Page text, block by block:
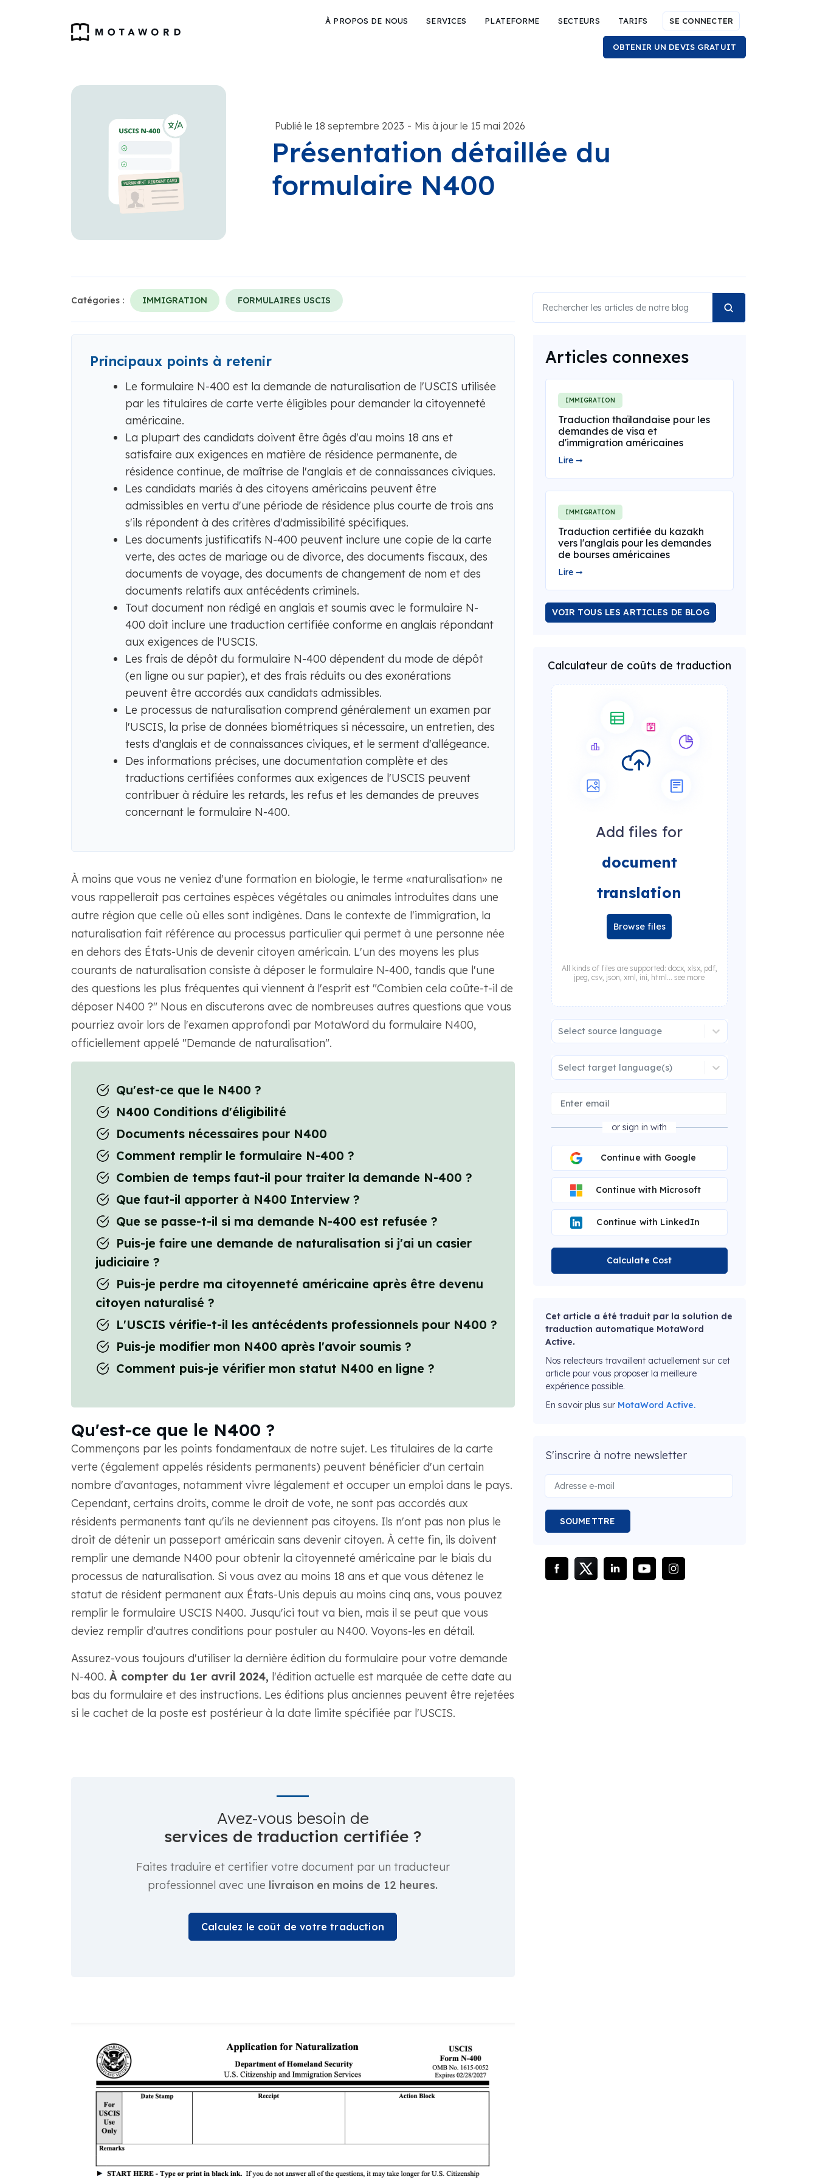
À PROPOS DE NOUS SERVICES PLATEFORME SECTEURS TARIFS SE CONNECTER
OBTENIR UN DEVIS GRATUIT
Publié le 18 septembre 2023 - Mis à jour le 15 mai 2026
Présentation détaillée du
formulaire N400
Catégories : IMMIGRATION FORMULAIRES USCIS
Principaux points à retenir
Le formulaire N-400 est la demande de naturalisation de l'USCIS utilisée
par les titulaires de carte verte éligibles pour demander la citoyenneté
américaine.
La plupart des candidats doivent être âgés d'au moins 18 ans et
satisfaire aux exigences en matière de résidence permanente, de
résidence continue, de maîtrise de l'anglais et de connaissances civiques.
Les candidats mariés à des citoyens américains peuvent être
admissibles en vertu d'une période de résidence plus courte de trois ans
s'ils répondent à des critères d'admissibilité spécifiques.
Les documents justificatifs N-400 peuvent inclure une copie de la carte
verte, des actes de mariage ou de divorce, des documents fiscaux, des
documents de voyage, des documents de changement de nom et des
documents relatifs aux antécédents criminels.
Tout document non rédigé en anglais et soumis avec le formulaire N-
400 doit inclure une traduction certifiée conforme en anglais répondant
aux exigences de l'USCIS.
Les frais de dépôt du formulaire N-400 dépendent du mode de dépôt
(en ligne ou sur papier), et des frais réduits ou des exonérations
peuvent être accordés aux candidats admissibles.
Le processus de naturalisation comprend généralement un examen par
l'USCIS, la prise de données biométriques si nécessaire, un entretien, des
tests d'anglais et de connaissances civiques, et le serment d'allégeance.
Des informations précises, une documentation complète et des
traductions certifiées conformes aux exigences de l'USCIS peuvent
contribuer à réduire les retards, les refus et les demandes de preuves
concernant le formulaire N-400.
À moins que vous ne veniez d'une formation en biologie, le terme «naturalisation» ne
vous rappellerait pas certaines espèces végétales ou animales introduites dans une
autre région que celle où elles sont indigènes. Dans le contexte de l'immigration, la
naturalisation fait référence au processus particulier qui permet à une personne née
en dehors des États-Unis de devenir citoyen américain. L'un des moyens les plus
courants de naturalisation consiste à déposer le formulaire N-400, tandis que l'une
des questions les plus fréquentes qui viennent à l'esprit est "Combien cela coûte-t-il de
déposer N400 ?" Nous en discuterons avec de nombreuses autres questions que vous
pourriez avoir lors de l'examen approfondi par MotaWord du formulaire N400,
officiellement appelé "Demande de naturalisation".
Qu'est-ce que le N400 ?
N400 Conditions d'éligibilité
Documents nécessaires pour N400
Comment remplir le formulaire N-400 ?
Combien de temps faut-il pour traiter la demande N-400 ?
Que faut-il apporter à N400 Interview ?
Que se passe-t-il si ma demande N-400 est refusée ?
Puis-je faire une demande de naturalisation si j'ai un casier
judiciaire ?
Puis-je perdre ma citoyenneté américaine après être devenu
citoyen naturalisé ?
L'USCIS vérifie-t-il les antécédents professionnels pour N400 ?
Puis-je modifier mon N400 après l'avoir soumis ?
Comment puis-je vérifier mon statut N400 en ligne ?
Qu'est-ce que le N400 ?
Commençons par les points fondamentaux de notre sujet. Les titulaires de la carte
verte (également appelés résidents permanents) peuvent bénéficier d'un certain
nombre d'avantages, notamment vivre légalement et occuper un emploi dans le pays.
Cependant, certains droits, comme le droit de vote, ne sont pas accordés aux
résidents permanents tant qu'ils ne deviennent pas citoyens. Ils n'ont pas non plus le
droit de détenir un passeport américain sans devenir citoyen. À cette fin, ils doivent
remplir une demande N400 pour obtenir la citoyenneté américaine par le biais du
processus de naturalisation. Si vous avez au moins 18 ans et que vous détenez le
statut de résident permanent aux États-Unis depuis au moins cinq ans, vous pouvez
remplir le formulaire USCIS N400. Jusqu'ici tout va bien, mais il se peut que vous
deviez remplir d'autres conditions pour postuler au N400. Voyons-les en détail.
Assurez-vous toujours d'utiliser la dernière édition du formulaire pour votre demande
N-400. À compter du 1er avril 2024, l'édition actuelle est marquée de cette date au
bas du formulaire et des instructions. Les éditions plus anciennes peuvent être rejetées
si le cachet de la poste est postérieur à la date limite spécifiée par l'USCIS.
Avez-vous besoin de
services de traduction certifiée ?
Faites traduire et certifier votre document par un traducteur
professionnel avec une livraison en moins de 12 heures.
Calculez le coût de votre traduction
Articles connexes
IMMIGRATION
Traduction thaïlandaise pour les
demandes de visa et
d'immigration américaines
Lire ➞
IMMIGRATION
Traduction certifiée du kazakh
vers l'anglais pour les demandes
de bourses américaines
Lire ➞
VOIR TOUS LES ARTICLES DE BLOG
Calculateur de coûts de traduction
Add files for
document
translation
Browse files
All kinds of files are supported: docx, xlsx, pdf,
jpeg, csv, json, xml, ini, html... see more
Select source language
Select target language(s)
or sign in with
Continue with Google
Continue with Microsoft
Continue with LinkedIn
Calculate Cost
Cet article a été traduit par la solution de
traduction automatique MotaWord
Active.
Nos relecteurs travaillent actuellement sur cet
article pour vous proposer la meilleure
expérience possible.
En savoir plus sur MotaWord Active.
S'inscrire à notre newsletter
SOUMETTRE